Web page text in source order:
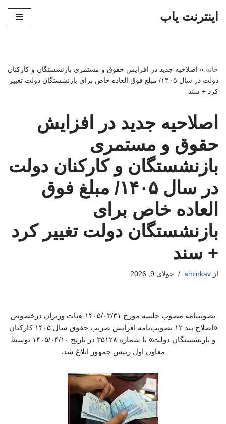
اینترنت یاب
خانه » اصلاحیه جدید در افزایش حقوق و مستمری بازنشستگان و کارکنان
دولت در سال ۱۴۰۵/ مبلغ فوق العاده خاص برای بازنشستگان دولت تغییر
کرد + سند
اصلاحیه جدید در افزایش
حقوق و مستمری
بازنشستگان و کارکنان دولت
در سال ۱۴۰۵/ مبلغ فوق
العاده خاص برای
بازنشستگان دولت تغییر کرد
+ سند
از aminkav جولای 9, 2026
تصویبنامه مصوب جلسه مورخ ۱۴۰۵/۰۳/۳۱ هیات وزیران درخصوص
«اصلاح بند ۱۲ تصویب‌نامه افزایش ضریب حقوق سال ۱۴۰۵ کارکنان
و بازنشستگان دولت» با شماره ۳۵۱۲۸ در تاریخ ۱۴۰۵/۰۴/۱۰ توسط
معاون اول رییس جمهور ابلاغ شد.